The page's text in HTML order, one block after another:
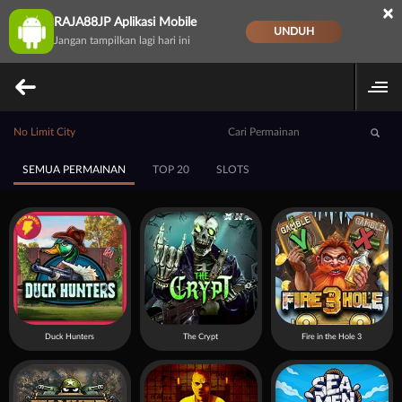
RAJA88JP Aplikasi Mobile
Jangan tampilkan lagi hari ini
UNDUH
×
No Limit City
SEMUA PERMAINAN TOP 20 SLOTS
Duck Hunters Fire in the Hole 3
The Crypt